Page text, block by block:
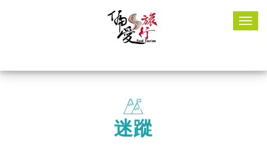
迷蹤